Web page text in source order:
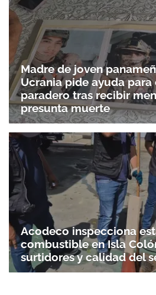
Madre de joven
Ucrania pide ayuda para
paradero tras recibir
presunta muerte
Acodeco inspecciona
combustible en Isla
surtidores y calidad del